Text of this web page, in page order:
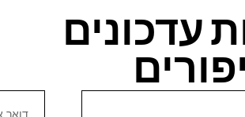
עדכונים